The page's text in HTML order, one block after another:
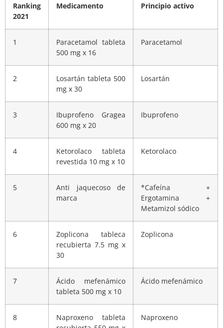
Ranking
2021
Medicamento Principio activo
1
Paracetamol tableta
500 mg x 16
Paracetamol
2
Losartán tableta 500
mg x 30
Losartán
3
Ibuprofeno Gragea
600 mg x 20
Ibuprofeno
4
Ketorolaco tableta
revestida 10 mg x 10
Ketorolaco
5
Anti jaquecoso de
marca
*Cafeína +
Ergotamina +
Metamizol sódico
6
Zoplicona tableca
recubierta 7.5 mg x
30
Zoplicona
7
Ácido mefenámico
tableta 500 mg x 10
Ácido mefenámico
8
Naproxeno tableta
Naproxeno